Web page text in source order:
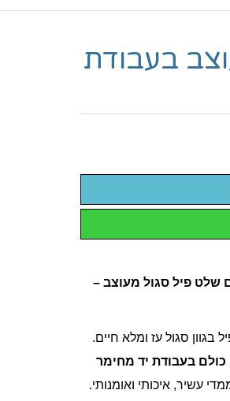
בעבודת
שלט פיל סגול מעוצב –
סגול עז ומלא חיים.
כולם בעבודת יד מחימר
עשיר, איכותי ואומנותי.